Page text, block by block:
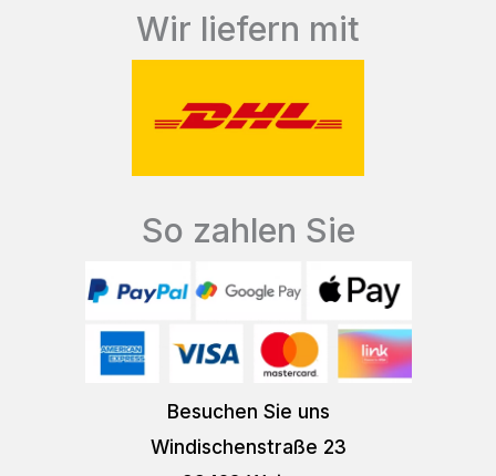
Wir liefern mit
So zahlen Sie
Besuchen Sie uns
Windischenstraße 23